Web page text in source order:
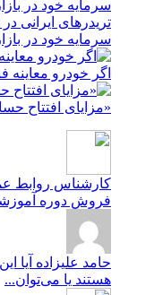
تریدرهای ایرانی
سرمایه خود در
اگر خودرو معاینه
«مزایای افتتاح
کارشناس روابط
فروش دوره
حامد علیزاده آیا
هستند یا می‌توان...